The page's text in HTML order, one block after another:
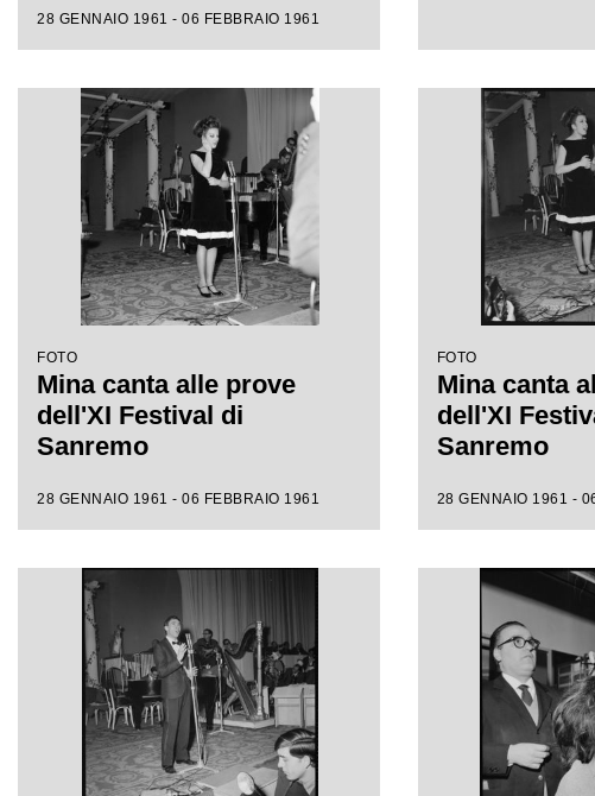
28 GENNAIO 1961 - 06 FEBBRAIO 1961
FOTO
Mina canta alle prove
dell'XI Festival di
Sanremo
28 GENNAIO 1961 - 06 FEBBRAIO 1961
FOTO
Mina canta
dell'XI
Sanremo
28 GENNAIO 1961 -